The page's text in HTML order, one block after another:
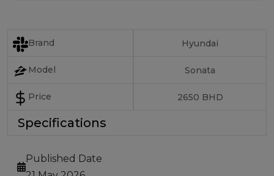
Brand Hyundai
Model Sonata
Price 2650 BHD
Specifications
Published Date